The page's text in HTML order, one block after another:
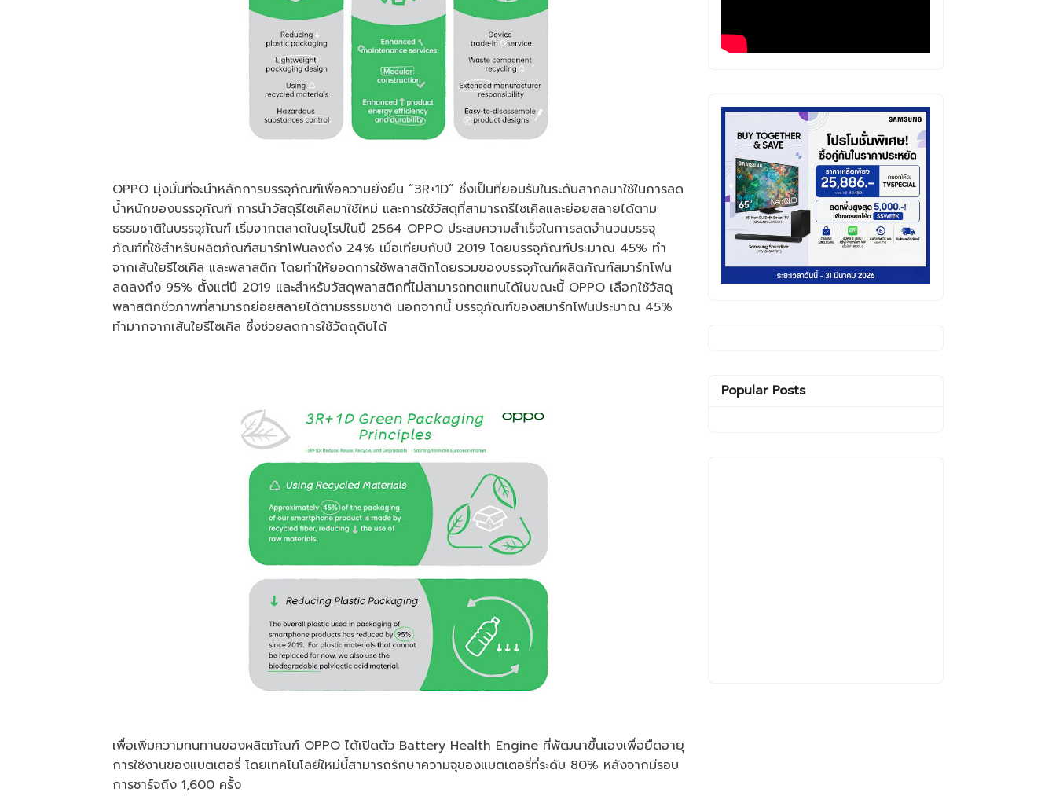
OPPO มุ่งมั่นที่จะนำหลักการบรรจุภัณฑ์เพื่อความยั่งยืน “3R+1D” ซึ่งเป็นที่ยอมรับในระดับสากลมาใช้ในการลด
น้ำหนักของบรรจุภัณฑ์ การนำวัสดุรีไซเคิลมาใช้ใหม่ และการใช้วัสดุที่สามารถรีไซเคิลและย่อยสลายได้ตาม
ธรรมชาติในบรรจุภัณฑ์ เริ่มจากตลาดในยุโรปในปี 2564 OPPO ประสบความสำเร็จในการลดจำนวนบรรจุ
ภัณฑ์ที่ใช้สำหรับผลิตภัณฑ์สมาร์ทโฟนลงถึง 24% เมื่อเทียบกับปี 2019 โดยบรรจุภัณฑ์ประมาณ 45% ทำ
จากเส้นใยรีไซเคิล และพลาสติก โดยทำให้ยอดการใช้พลาสติกโดยรวมของบรรจุภัณฑ์ผลิตภัณฑ์สมาร์ทโฟน
ลดลงถึง 95% ตั้งแต่ปี 2019 และสำหรับวัสดุพลาสติกที่ไม่สามารถทดแทนได้ในขณะนี้ OPPO เลือกใช้วัสดุ
พลาสติกชีวภาพที่สามารถย่อยสลายได้ตามธรรมชาติ นอกจากนี้ บรรจุภัณฑ์ของสมาร์ทโฟนประมาณ 45%
ทำมากจากเส้นใยรีไซเคิล ซึ่งช่วยลดการใช้วัตถุดิบได้
เพื่อเพิ่มความทนทานของผลิตภัณฑ์ OPPO ได้เปิดตัว Battery Health Engine ที่พัฒนาขึ้นเองเพื่อยืดอายุ
การใช้งานของแบตเตอรี่ โดยเทคโนโลยีใหม่นี้สามารถรักษาความจุของแบตเตอรี่ที่ระดับ 80% หลังจากมีรอบ
การชาร์จถึง 1,600 ครั้ง
Popular Posts